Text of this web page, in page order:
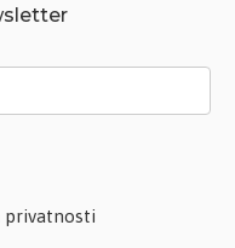
privatnosti